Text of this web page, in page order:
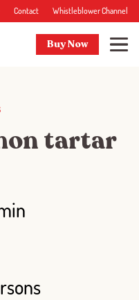
Contact Whistleblower Channel
Buy Now
tartar